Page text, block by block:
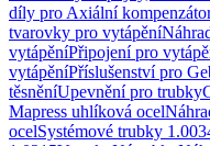
díly pro Axiální
tvarovky pro vytápění
vytápěníPřipojení pro
vytápěníPříslušenství pro
těsněníUpevnění pro trubky
Mapress uhlíková ocel
ocelSystémové trubky